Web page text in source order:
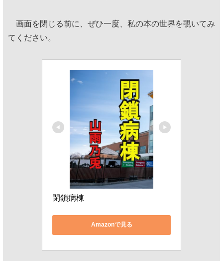
画面を閉じる前に、ぜひ一度、私の本の世界を覗いてみ
てください。
閉鎖病棟
Amazonで見る